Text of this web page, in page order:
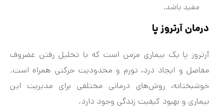
مفید باشد.
درمان آرتروز پا
آرتروز پا یک بیماری مزمن است که با تحلیل رفتن غضروف
مفاصل و ایجاد درد، تورم و محدودیت حرکتی همراه است.
خوشبختانه، روش‌های درمانی مختلفی برای مدیریت این
بیماری و بهبود کیفیت زندگی وجود دارد.